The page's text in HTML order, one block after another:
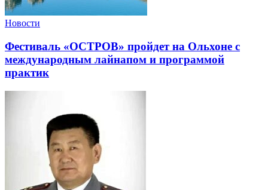
Новости
Фестиваль «ОСТРОВ» пройдет на Ольхоне с
международным лайнапом и программой
практик